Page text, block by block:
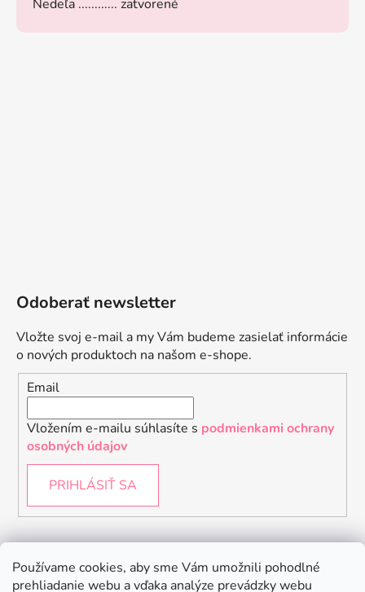
Používame cookies, aby sme Vám umožnili pohodlné
prehliadanie webu a vďaka analýze prevádzky webu
Nedeľa ............ zatvorené
Odoberať newsletter
Vložte svoj e-mail a my Vám budeme zasielať informácie
o nových produktoch na našom e-shope.
Email
Vložením e-mailu súhlasíte s podmienkami ochrany
osobných údajov
PRIHLÁSIŤ SA
Instagram